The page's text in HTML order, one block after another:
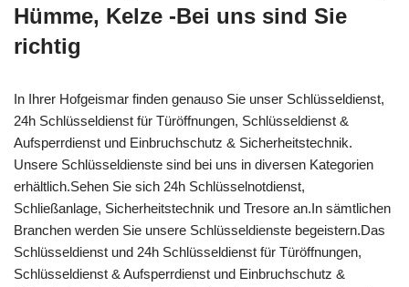
Hümme, Kelze -Bei uns sind Sie
richtig
In Ihrer Hofgeismar finden genauso Sie unser Schlüsseldienst,
24h Schlüsseldienst für Türöffnungen, Schlüsseldienst &
Aufsperrdienst und Einbruchschutz & Sicherheitstechnik.
Unsere Schlüsseldienste sind bei uns in diversen Kategorien
erhältlich.Sehen Sie sich 24h Schlüsselnotdienst,
Schließanlage, Sicherheitstechnik und Tresore an.In sämtlichen
Branchen werden Sie unsere Schlüsseldienste begeistern.Das
Schlüsseldienst und 24h Schlüsseldienst für Türöffnungen,
Schlüsseldienst & Aufsperrdienst und Einbruchschutz &